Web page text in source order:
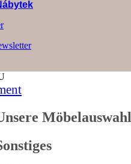
Möbelauswahl